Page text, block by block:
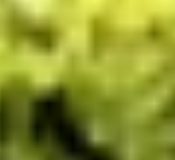
Calvados
Elsass
Jura
Languedoc Roussillon
Martinique
Poitou Charentes